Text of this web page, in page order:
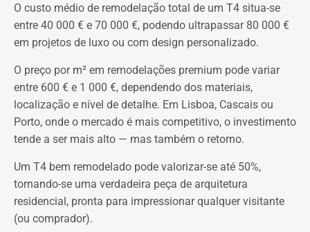
O custo médio de remodelação total de um T4 situa-se
entre 40 000 € e 70 000 €, podendo ultrapassar 80 000 €
em projetos de luxo ou com design personalizado.
O preço por m² em remodelações premium pode variar
entre 600 € e 1 000 €, dependendo dos materiais,
localização e nível de detalhe. Em Lisboa, Cascais ou
Porto, onde o mercado é mais competitivo, o investimento
tende a ser mais alto — mas também o retorno.
Um T4 bem remodelado pode valorizar-se até 50%,
tornando-se uma verdadeira peça de arquitetura
residencial, pronta para impressionar qualquer visitante
(ou comprador).